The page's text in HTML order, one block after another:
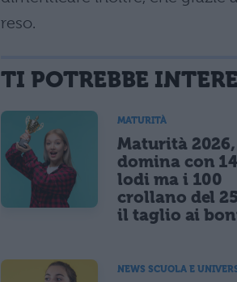
reso.
TI POTREBBE
MATURITÀ
Maturità
domina con
lodi ma i 100
crollano del
il taglio ai
NEWS SCUOLA E